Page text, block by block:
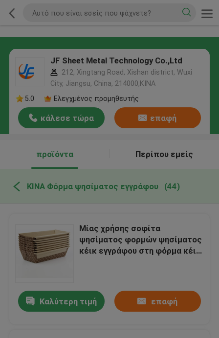
JF Sheet Metal Technology Co.,Ltd
212, Xingtang Road, Xishan district, Wuxi
City, Jiangsu, China, 214000,ΚΙΝΑ
5.0
Ελεγχμένος προμηθευτής
κάλεσε τώρα επαφή
προϊόντα Περίπου εμείς
ΚΙΝΑ Φόρμα ψησίματος εγγράφου (44)
Μίας χρήσης σοφίτα
ψησίματος φορμών ψησίματος
κέικ εγγράφου στη φόρμα κέικ
Καλύτερη τιμή επαφή